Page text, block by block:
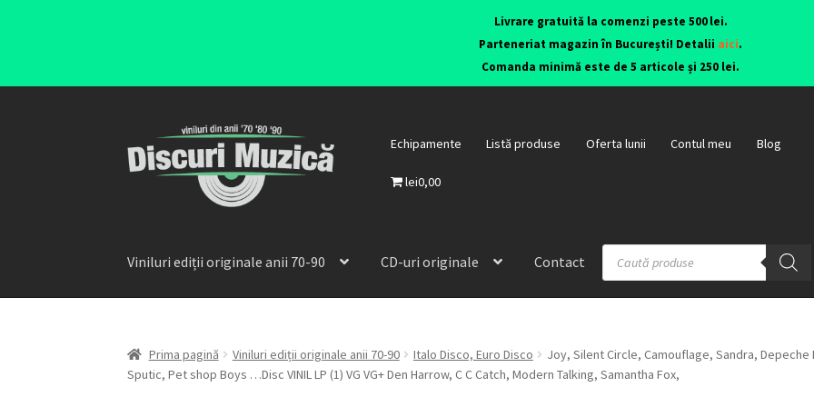
Livrare gratuită la comenzi peste 500 lei.
Parteneriat magazin în București! Detalii aici.
Comanda minimă este de 5 articole și 250 lei.
Echipamente Listă produse Oferta lunii Contul meu Blog
lei0,00
Viniluri ediții originale anii 70-90 CD-uri originale Contact
Prima pagină Viniluri ediții originale anii 70-90 Italo Disco, Euro Disco
Joy, Silent Circle, Camouflage, Sandra, Depeche
Sputic, Pet shop Boys …Disc VINIL LP (1) VG VG+ Den Harrow, C C Catch, Modern Talking, Samantha Fox,